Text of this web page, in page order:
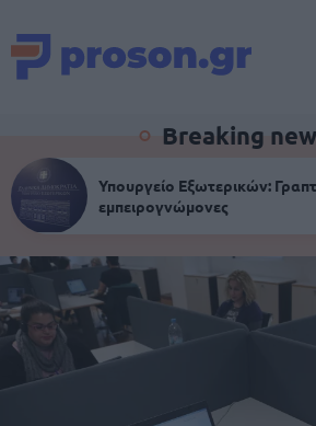
Breaking
Υπουργείο Εξωτερικών:
εμπειρογνώμονες